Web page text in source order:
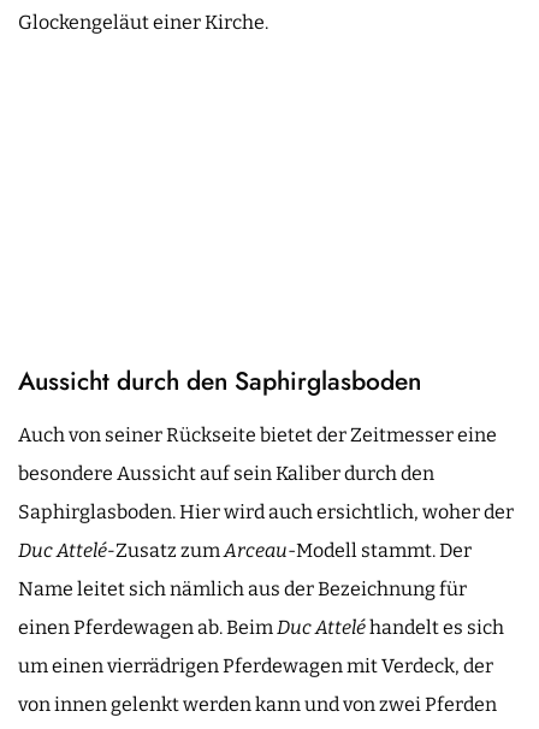
Glockengeläut einer Kirche.
Aussicht durch den Saphirglasboden
Auch von seiner Rückseite bietet der Zeitmesser eine
besondere Aussicht auf sein Kaliber durch den
Saphirglasboden. Hier wird auch ersichtlich, woher der
Duc Attelé-Zusatz zum Arceau-Modell stammt. Der
Name leitet sich nämlich aus der Bezeichnung für
einen Pferdewagen ab. Beim Duc Atteléhandelt es sich
um einen vierrädrigen Pferdewagen mit Verdeck, der
von innen gelenkt werden kann und von zwei Pferden